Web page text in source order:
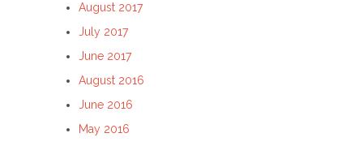
August 2017
July 2017
June 2017
August 2016
June 2016
May 2016